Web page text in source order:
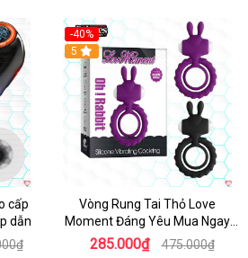
cấp
dẫn
-40%
5
Vòng Rung Tai Thỏ Love
Moment Đáng Yêu Mua Ngay
Giá Tốt
285.000₫ 475.000₫